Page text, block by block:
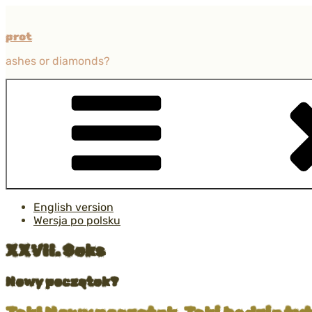
treści
prot
ashes or diamonds?
English version
Wersja po polsku
XXVII. Seks
Nowy początek?